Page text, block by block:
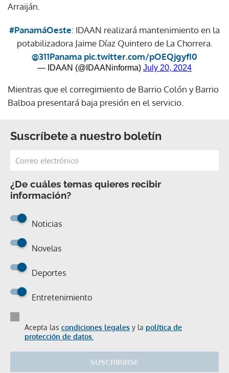
Arraiján.
#PanamáOeste: IDAAN realizará mantenimiento en la
potabilizadora Jaime Díaz Quintero de La Chorrera.
@311Panama pic.twitter.com/pOEQjgyfI0
— IDAAN (@IDAANinforma) July 20, 2024
Mientras que el corregimiento de Barrio Colón y Barrio
Balboa presentará baja presión en el servicio.
Suscríbete a nuestro boletín
¿De cuáles temas quieres recibir
información?
Noticias
Novelas
Deportes
Entretenimiento
Acepta las condiciones legales y la política de
protección de datos.
SUSCRIBIRSE